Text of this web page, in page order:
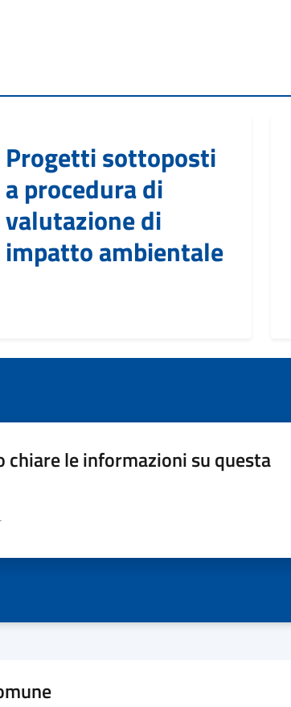
Progetti sottoposti
a procedura di
valutazione di
impatto ambientale
chiare le informazioni su questa
pagina